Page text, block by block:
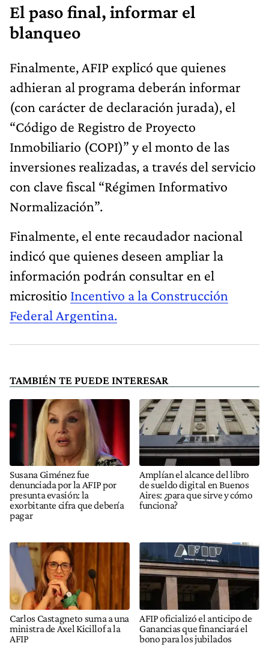
El paso final, informar el
blanqueo
Finalmente, AFIP explicó que quienes
adhieran al programa deberán informar
(con carácter de declaración jurada), el
“Código de Registro de Proyecto
Inmobiliario (COPI)” y el monto de las
inversiones realizadas, a través del servicio
con clave fiscal “Régimen Informativo
Normalización”.
Finalmente, el ente recaudador nacional
indicó que quienes deseen ampliar la
información podrán consultar en el
micrositio Incentivo a la Construcción
Federal Argentina.
TAMBIÉN TE PUEDE INTERESAR
Susana Giménez fue
denunciada por la AFIP por
presunta evasión: la
exorbitante cifra que debería
pagar
Amplían el alcance del libro
de sueldo digital en Buenos
Aires: ¿para que sirve y cómo
funciona?
Carlos Castagneto suma a una
ministra de Axel Kicillof a la
AFIP
AFIP oficializó el anticipo de
Ganancias que financiará el
bono para los jubilados